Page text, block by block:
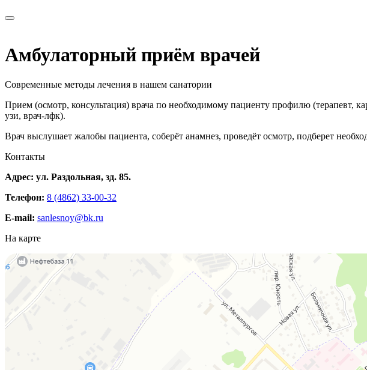
Амбулаторный приём врачей
Современные методы лечения в нашем санатории
Прием (осмотр, консультация) врача по необходимому пациенту профилю (терапевт,
узи, врач-лфк).
Врач выслушает жалобы пациента, соберёт анамнез, проведёт осмотр, подберет
Контакты
Адрес: ул. Раздольная, зд. 85.
Телефон: 8 (4862) 33-00-32
E-mail: sanlesnoy@bk.ru
На карте